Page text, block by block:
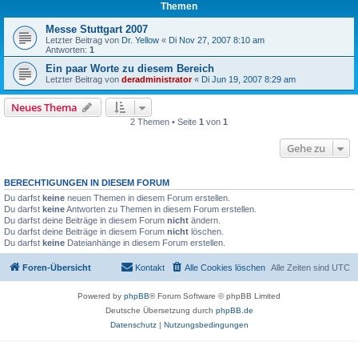
Themen
Messe Stuttgart 2007
Letzter Beitrag von Dr. Yellow « Di Nov 27, 2007 8:10 am
Antworten: 1
Ein paar Worte zu diesem Bereich
Letzter Beitrag von deradministrator« Di Jun 19, 2007 8:29 am
Neues Thema
2 Themen • Seite 1 von 1
Gehe zu
BERECHTIGUNGEN IN DIESEM FORUM
Du darfst keine neuen Themen in diesem Forum erstellen.
Du darfst keineAntworten zu Themen in diesem Forum erstellen.
Du darfst deine Beiträge in diesem Forum nicht ändern.
Du darfst deine Beiträge in diesem Forum nicht löschen.
Du darfst keine Dateianhänge in diesem Forum erstellen.
Foren-Übersicht Alle Zeiten sind UTC
Alle Cookies löschen
Kontakt
Powered by phpBB® Forum Software © phpBB Limited
Deutsche Übersetzung durch phpBB.de
Datenschutz| Nutzungsbedingungen